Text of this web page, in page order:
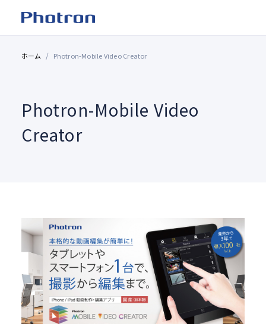
ホーム Photron-Mobile Video Creator
Photron-Mobile Video
Creator